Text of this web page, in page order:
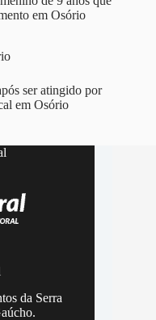
em Osório
ser atingido por
em Osório
da Serra